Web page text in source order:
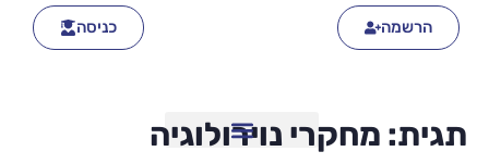
הרשמה כניסה
תגית: מחקרי נוירולוגיה